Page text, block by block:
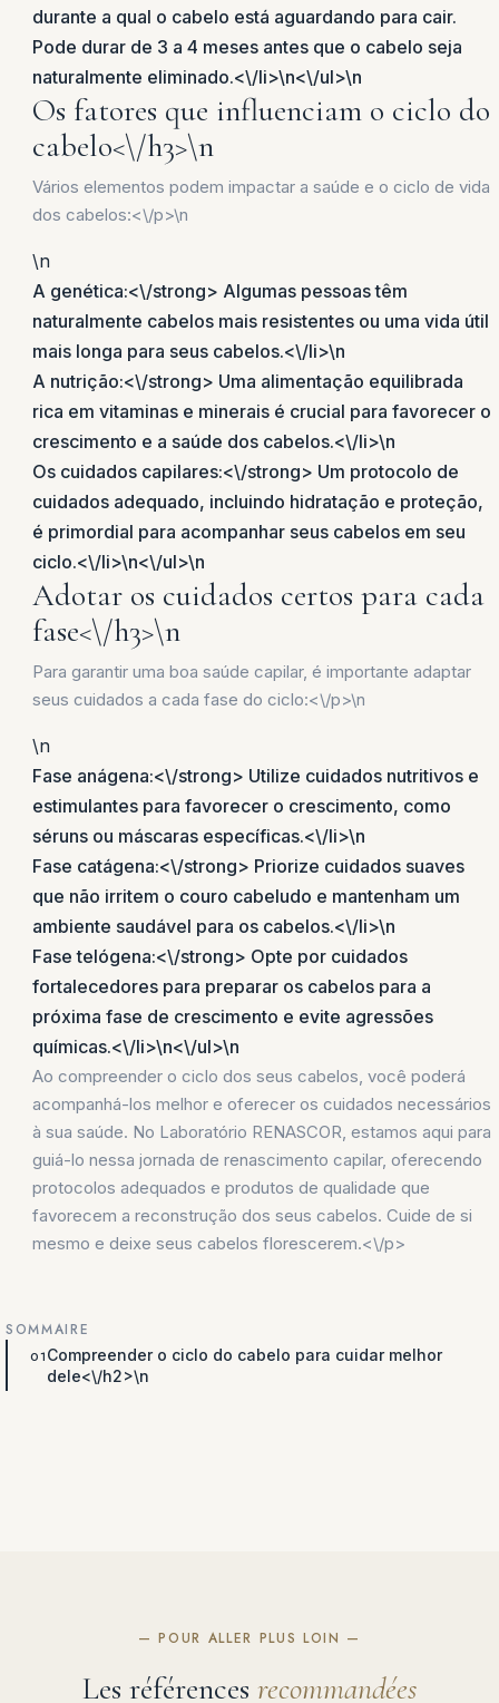
SOMMAIRE
Compreender o ciclo do cabelo para cuidar melhor
dele<\/h2>\n
durante a qual o cabelo está aguardando para cair.
Pode durar de 3 a 4 meses antes que o cabelo seja
naturalmente eliminado.<\/li>\n<\/ul>\n
Os fatores que influenciam o ciclo do
cabelo<\/h3>\n
Vários elementos podem impactar a saúde e o ciclo de vida
dos cabelos:<\/p>\n
\n
A genética:<\/strong> Algumas pessoas têm
naturalmente cabelos mais resistentes ou uma vida útil
mais longa para seus cabelos.<\/li>\n
A nutrição:<\/strong> Uma alimentação equilibrada
rica em vitaminas e minerais é crucial para favorecer o
crescimento e a saúde dos cabelos.<\/li>\n
Os cuidados capilares:<\/strong> Um protocolo de
cuidados adequado, incluindo hidratação e proteção,
é primordial para acompanhar seus cabelos em seu
ciclo.<\/li>\n<\/ul>\n
Adotar os cuidados certos para cada
fase<\/h3>\n
Para garantir uma boa saúde capilar, é importante adaptar
seus cuidados a cada fase do ciclo:<\/p>\n
\n
Fase anágena:<\/strong> Utilize cuidados nutritivos e
estimulantes para favorecer o crescimento, como
séruns ou máscaras específicas.<\/li>\n
Fase catágena:<\/strong> Priorize cuidados suaves
que não irritem o couro cabeludo e mantenham um
ambiente saudável para os cabelos.<\/li>\n
Fase telógena:<\/strong> Opte por cuidados
fortalecedores para preparar os cabelos para a
próxima fase de crescimento e evite agressões
químicas.<\/li>\n<\/ul>\n
Ao compreender o ciclo dos seus cabelos, você poderá
acompanhá-los melhor e oferecer os cuidados necessários
à sua saúde. No Laboratório RENASCOR, estamos aqui para
guiá-lo nessa jornada de renascimento capilar, oferecendo
protocolos adequados e produtos de qualidade que
favorecem a reconstrução dos seus cabelos. Cuide de si
mesmo e deixe seus cabelos florescerem.<\/p>
— POUR ALLER PLUS LOIN —
Les références recommandées